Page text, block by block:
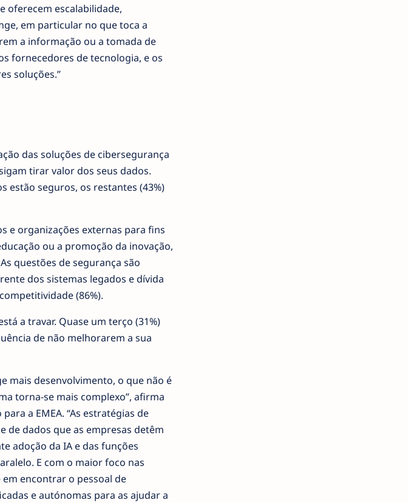
oferecem escalabilidade,
em particular no que toca a
a informação ou a tomada de
fornecedores de tecnologia, e os
soluções.”
das soluções de cibersegurança
tirar valor dos seus dados.
estão seguros, os restantes (43%)
e organizações externas para fins
ou a promoção da inovação,
questões de segurança são
dos sistemas legados e dívida
(86%).
a travar. Quase um terço (31%)
de não melhorarem a sua
mais desenvolvimento, o que não é
torna-se mais complexo”, afirma
a EMEA. “As estratégias de
de dados que as empresas detêm
adoção da IA e das funções
E com o maior foco nas
encontrar o pessoal de
e autónomas para as ajudar a